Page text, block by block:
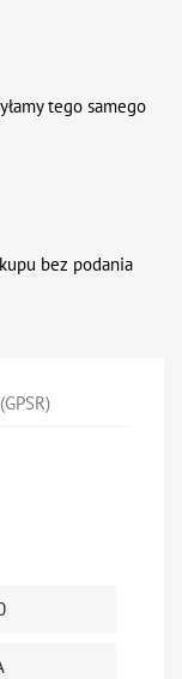
tego samego
bez podania